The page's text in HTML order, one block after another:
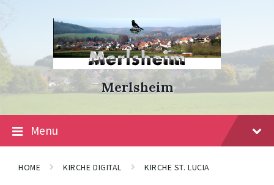
navigation
Merlsheim
Menu
HOME KIRCHE DIGITAL KIRCHE ST. LUCIA